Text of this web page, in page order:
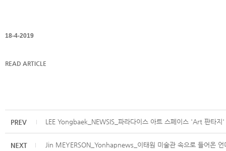
18-4-2019
READ ARTICLE
LEE Yongbaek_NEWSIS_파라다이스 아트 스페이스 'Art 판타지'
Jin MEYERSON_Yonhapnews_이태원 미술관 속으로 들어온 언